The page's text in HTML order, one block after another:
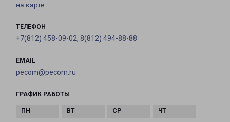
на карте
ТЕЛЕФОН
+7(812) 458-09-02, 8(812) 494-88-88
EMAIL
pecom@pecom.ru
ГРАФИК РАБОТЫ